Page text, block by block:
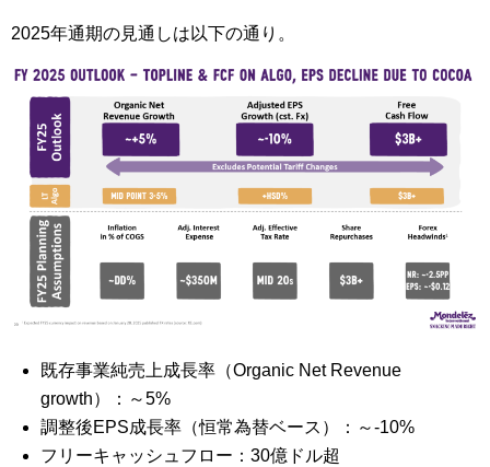
2025年通期の見通しは以下の通り。
既存事業純売上成長率（Organic Net Revenue
growth）：～5%
調整後EPS成長率（恒常為替ベース）：～-10%
フリーキャッシュフロー：30億ドル超